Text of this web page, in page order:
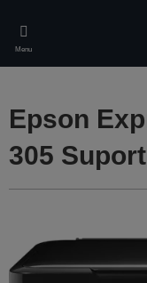
main
content
Menu
Epson
305